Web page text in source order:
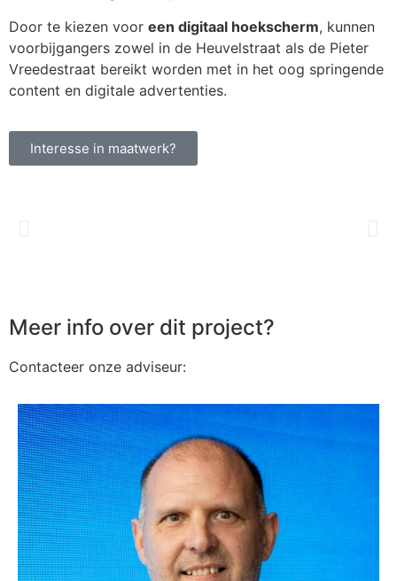
Door te kiezen voor een digitaal hoekscherm, kunnen
voorbijgangers zowel in de Heuvelstraat als de Pieter
Vreedestraat bereikt worden met in het oog springende
content en digitale advertenties.
Interesse in maatwerk?
Meer info over dit project?
Contacteer onze adviseur: